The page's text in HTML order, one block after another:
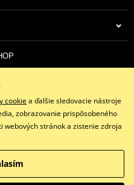
| Nedeľa: ZATVORENÉ
vyhradené
cookiea ďalšie sledovacie nástroje
zobrazovanie prispôsobeného
webových stránok a zistenie zdroja